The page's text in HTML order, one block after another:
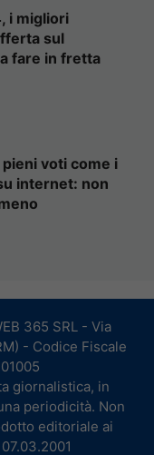
i migliori
sul
fare in fretta
voti come i
internet: non
365 SRL - Via
- Codice Fiscale
giornalistica, in
periodicità. Non
editoriale ai